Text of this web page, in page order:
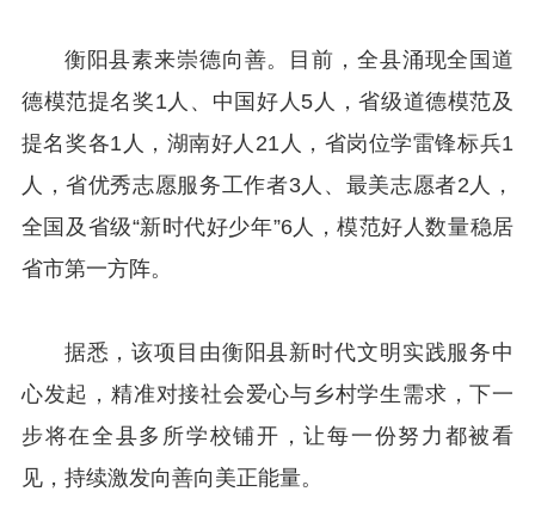
衡阳县素来崇德向善。目前，全县涌现全国道
德模范提名奖1人、中国好人5人，省级道德模范及
提名奖各1人，湖南好人21人，省岗位学雷锋标兵1
人，省优秀志愿服务工作者3人、最美志愿者2人，
全国及省级“新时代好少年”6人，模范好人数量稳居
省市第一方阵。
据悉，该项目由衡阳县新时代文明实践服务中
心发起，精准对接社会爱心与乡村学生需求，下一
步将在全县多所学校铺开，让每一份努力都被看
见，持续激发向善向美正能量。